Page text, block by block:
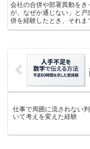
会社の合併や部署異動をき
が、なぜか通じない」と
併を経験したとき、それ
が、別の組織ではまった
仕事で周囲に流されない
いて考えを変えた経験